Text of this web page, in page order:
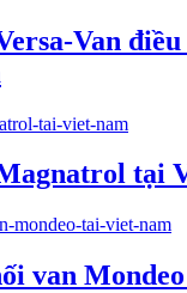
Van
tại
van